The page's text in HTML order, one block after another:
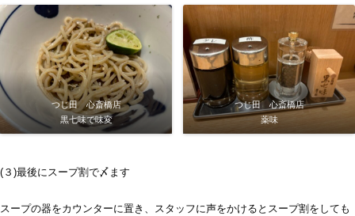
つじ田 心斎橋店
黒七味で味変
つじ田 心斎橋店
薬味
(３)最後にスープ割で〆ます
スープの器をカウンターに置き、スタッフに声をかけるとスープ割をしても